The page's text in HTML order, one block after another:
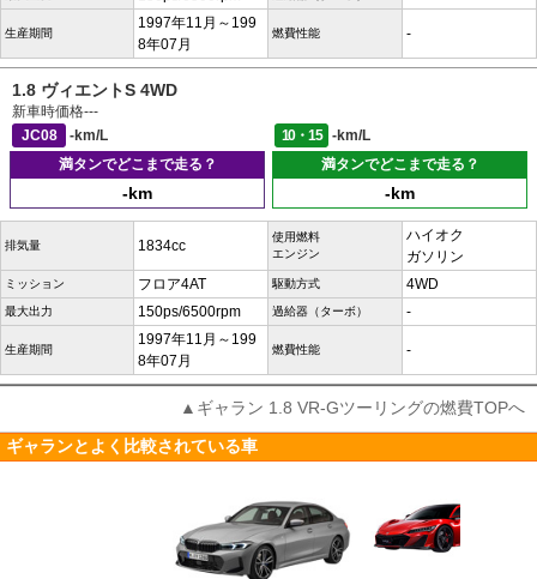
生産期間
1997年11月～199
8年07月
燃費性能 -
1.8 ヴィエントS 4WD
新車時価格---
JC08
-km/L 10・15
-km/L
満タンでどこまで走る？
-km
満タンでどこまで走る？
-km
排気量 1834cc
使用燃料
エンジン
ハイオク
ガソリン
ミッション フロア4AT 駆動方式 4WD
最大出力 150ps/6500rpm 過給器（ターボ） -
生産期間
1997年11月～199
8年07月
燃費性能 -
▲ギャラン 1.8 VR-Gツーリングの燃費TOPへ
ギャランとよく比較されている車